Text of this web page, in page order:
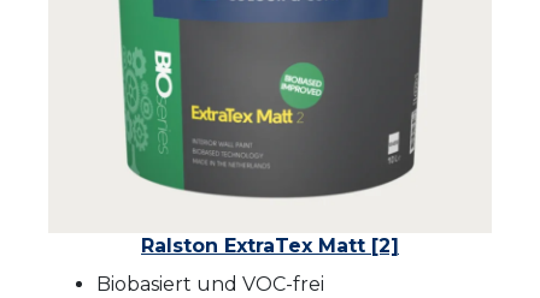
Ralston ExtraTex Matt [2]
Biobasiert und VOC-frei